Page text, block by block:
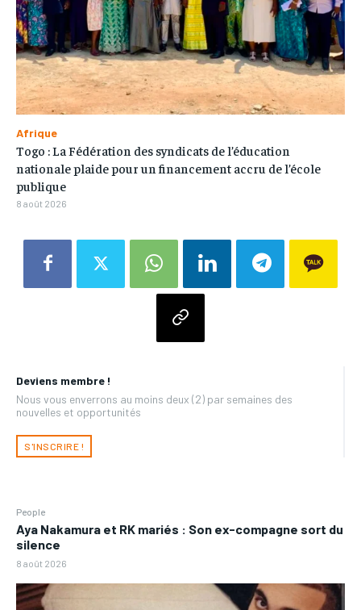
Deviens membre !
Nous vous enverrons au moins deux (2) par semaines des
nouvelles et opportunités
S'INSCRIRE !
People
Aya Nakamura et RK mariés : Son ex-compagne sort du
silence
8 août 2026
Afrique
Togo : La Fédération des syndicats de l’éducation
nationale plaide pour un financement accru de l’école
publique
8 août 2026